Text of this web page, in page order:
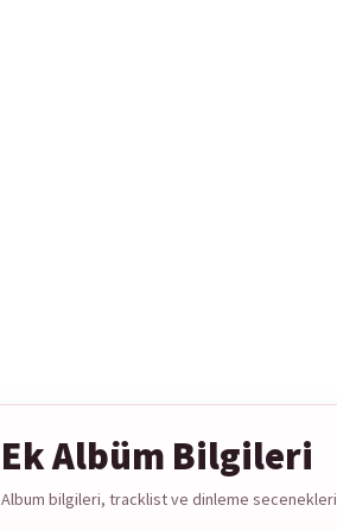
Ek Albüm Bilgileri
Album bilgileri, tracklist ve dinleme